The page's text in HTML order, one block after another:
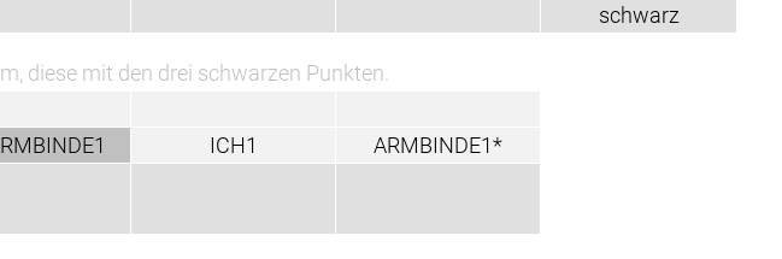
schwarz
diese mit den drei schwarzen Punkten.
ICH1
ARMBINDE1*